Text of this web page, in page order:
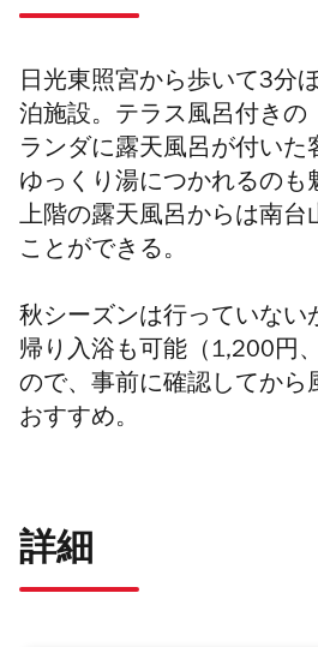
日光東照宮から歩いて3分
泊施設。 テラス風呂付きの
ランダに露天風呂が付いた
ゆっくり湯につかれるのも
上階の露天風呂からは南台
ことができる。
秋シーズンは行っていない
帰り入浴も可能（1,200円
ので、事前に確認してから
おすすめ。
詳細